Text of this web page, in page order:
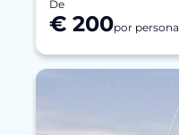
De
€ 200por persona